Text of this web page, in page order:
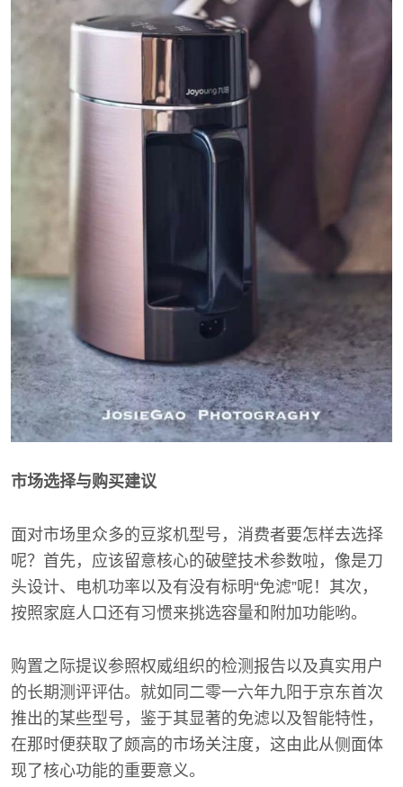
市场选择与购买建议
面对市场里众多的豆浆机型号，消费者要怎样去选择
呢？首先，应该留意核心的破壁技术参数啦，像是刀
头设计、电机功率以及有没有标明“免滤”呢！其次，
按照家庭人口还有习惯来挑选容量和附加功能哟。
购置之际提议参照权威组织的检测报告以及真实用户
的长期测评评估。就如同二零一六年九阳于京东首次
推出的某些型号，鉴于其显著的免滤以及智能特性，
在那时便获取了颇高的市场关注度，这由此从侧面体
现了核心功能的重要意义。